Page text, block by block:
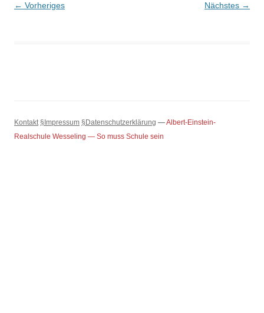
← Vorheriges Nächstes →
Kontakt §Impressum §Datenschutzerklärung —Albert-Einstein-
Realschule Wesseling — So muss Schule sein